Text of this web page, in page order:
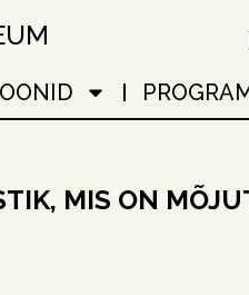
MIS ON